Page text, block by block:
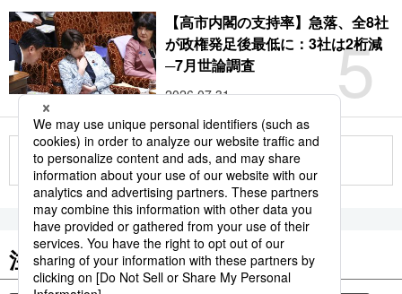
5
【高市内閣の支持率】急落、全8社
が政権発足後最低に：3社は2桁減
─7月世論調査
2026.07.31
もっと見る
注目のキーワード